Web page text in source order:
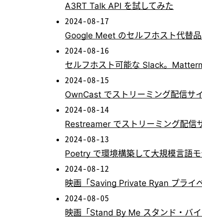
A3RT Talk API を試してみた
2024-08-17
Google Meet のセルフホスト代替
2024-08-16
セルフホスト可能な Slack。
2024-08-15
OwnCast でストリーミング配信サ
2024-08-14
Restreamer でストリーミング配信
2024-08-13
Poetry で環境構築して大規模言語
2024-08-12
映画「Saving Private Ryan プライ
2024-08-05
映画「Stand By Me スタンド・バ